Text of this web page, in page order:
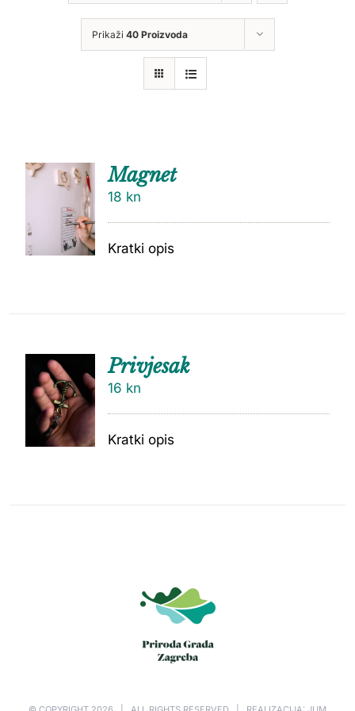
Prikaži 40 Proizvoda
DODAJ
Magnet
18 kn
Kratki opis
DODAJ
U
KOŠARI
CU
Privjesak
16 kn
Kratki opis